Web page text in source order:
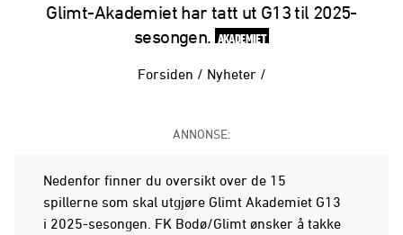
Glimt-Akademiet har tatt ut G13 til 2025-
sesongen. AKADEMIET
Forsiden / Nyheter /
ANNONSE:
Nedenfor finner du oversikt over de 15
spillerne som skal utgjøre Glimt Akademiet G13
i 2025-sesongen. FK Bodø/Glimt ønsker å takke